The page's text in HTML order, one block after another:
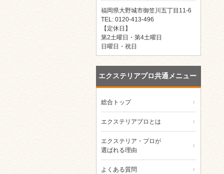
福岡県大野城市御笠川五丁目11-6
TEL: 0120-413-496
【定休日】
第2土曜日・第4土曜日
日曜日・祝日
エクステリアプロ共通メニュー
総合トップ
エクステリアプロとは
エクステリア・プロが
選ばれる理由
よくある質問